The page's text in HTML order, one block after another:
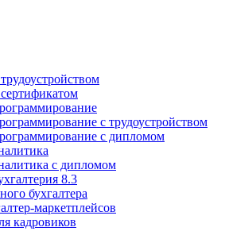
с трудоустройством
с дипломом
с дипломом
8.3
бухгалтера
маркетплейсов
кадровиков